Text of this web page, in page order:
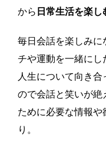
から 日常生活を楽し
毎日会話を楽しみに
チや運動を一緒にし
人生について向き
ので会話と笑いが絶
ために必要な情報や
り。